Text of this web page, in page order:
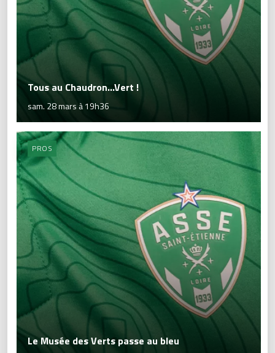
Tous au Chaudron...Vert !
sam. 28 mars à 19h36
PROS
Le Musée des Verts passe au bleu